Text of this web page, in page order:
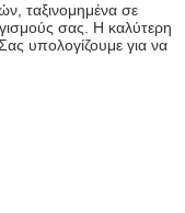
ταξινομημένα σε
σας. Η καλύτερη
υπολογίζουμε για να